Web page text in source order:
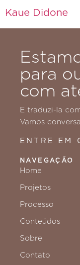
Kaue Didone
para
com
E traduzi-la
Vamos
ENTRE EM
NAVEGAÇÃO
Home
Projetos
Processo
Conteúdos
Sobre
Contato